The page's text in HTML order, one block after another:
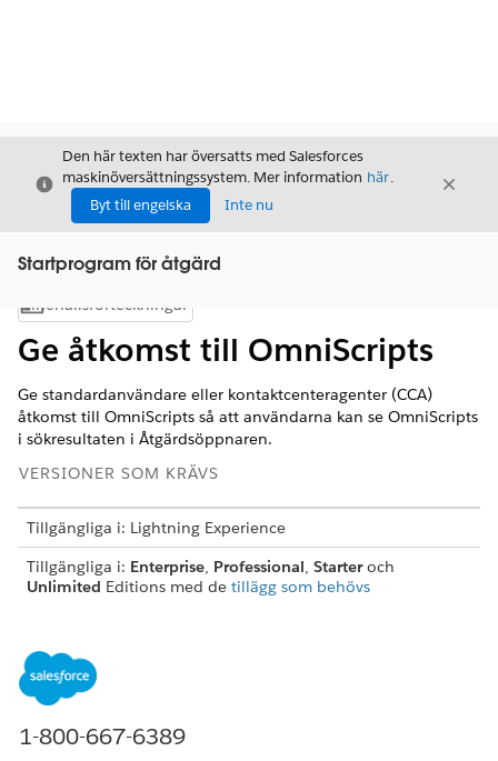
Stäng
Den här texten har översatts med Salesforces
maskinöversättningssystem. Mer information här.
Byt till engelska
Inte nu
Stäng
Startprogram för åtgärd
Visa innehållsförteckning
Innehållsförteckningar
Ge åtkomst till OmniScripts
Ge standardanvändare eller kontaktcenteragenter (CCA)
åtkomst till OmniScripts så att användarna kan se OmniScripts
i sökresultaten i Åtgärdsöppnaren.
VERSIONER SOM KRÄVS
Tillgängliga i: Lightning Experience
Tillgängliga i: Enterprise, Professional, Starteroch
Unlimited Editions med de tillägg som behövs
Ge användare åtkomst till
Åtgärdsöppnaren:
Ge användare åtkomst till
1-800-667-6389